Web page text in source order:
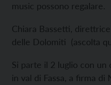
music possono regalare.
Chiara Bassetti,
delle Dolomiti (ascolta
Si parte il 2 luglio con un
in val di Fassa, a firma